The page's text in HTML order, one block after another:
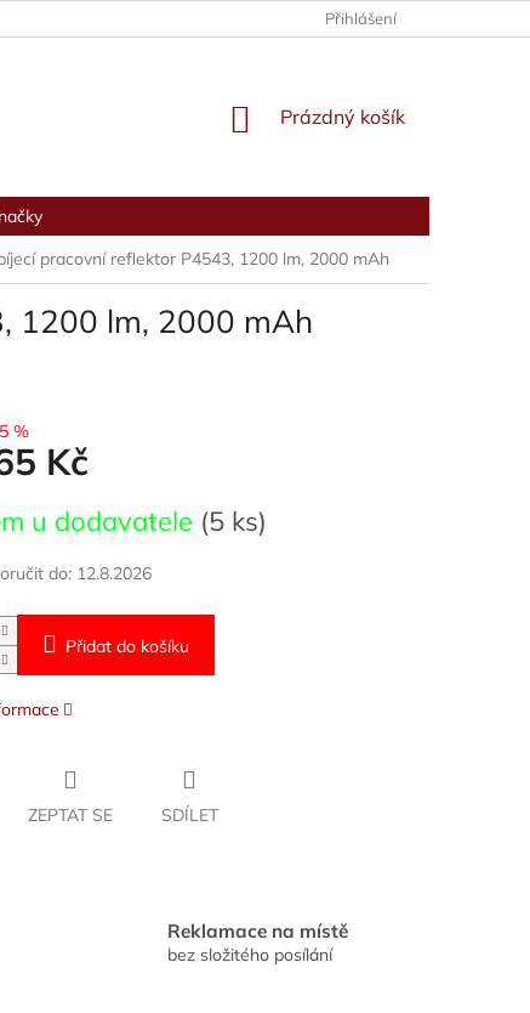
OSOBNÍCH ÚDAJŮ Přihlášení
NÁKUPNÍ
Prázdný košík
pracovní reflektor P4543, 1200 lm, 2000 mAh
1200 lm, 2000 mAh
%
Kč
u dodavatele (5 ks)
do: 12.8.2026
Přidat do košíku
ZEPTAT SE SDÍLET
Reklamace na místě
bez složitého posílání